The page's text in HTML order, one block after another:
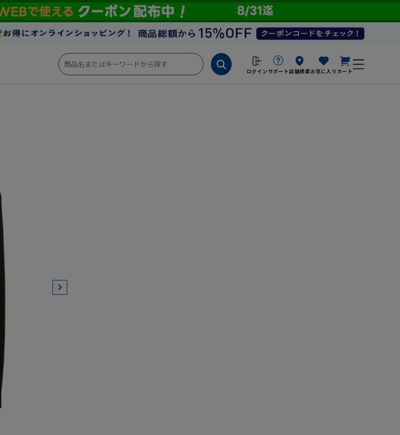
ログイン サポート店舗検索お気に入り カート